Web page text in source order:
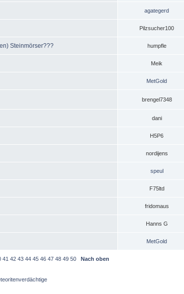
agategerd
Pilzsucher100
Steinmörser??? humpfle
Meik
MetGold
brengel7348
dani
H5P6
nordijens
speul
F75ltd
fridomaus
Hanns G
MetGold
41 42 43 44 45 46 47 48 49 50 Nach oben